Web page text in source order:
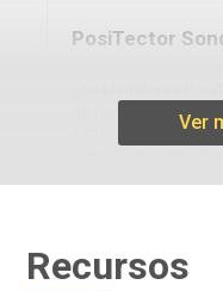
PosiTector
de PosiTector,
espesor de
Ver
Recursos